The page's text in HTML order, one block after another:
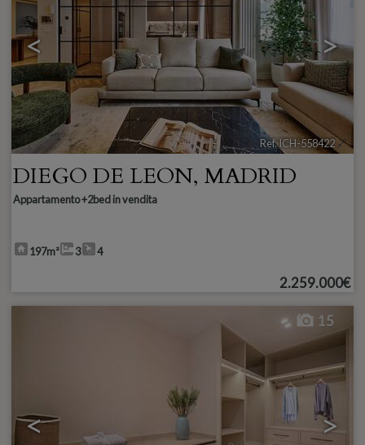
< >
Ref. ICH-558422🔗
DIEGO DE LEON, MADRID
Appartamento +2bed in vendita
197m² 3 4
2.259.000€
< >
15